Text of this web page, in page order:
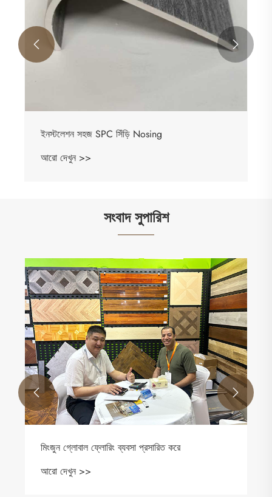
ইনস্টলেশন সহজ SPC সিঁড়ি Nosing
আরো দেখুন >>
 
সংবাদ সুপারিশ
পুনর্ব্যবহৃত বিষয়বস্তু কি LVT
 